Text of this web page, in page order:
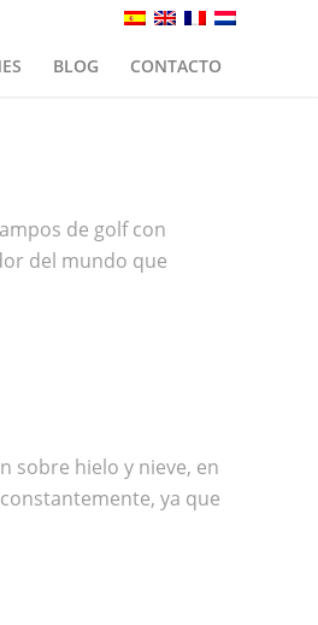
BLOG CONTACTO
de golf con
del mundo que
sobre hielo y nieve, en
ya que